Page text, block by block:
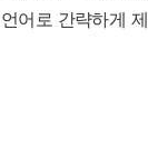
언어로 간략하게